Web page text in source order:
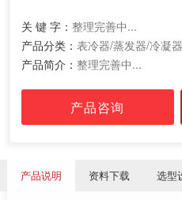
关 键 字： 整理完善中...
产品分类： 表冷器/蒸发器/冷凝器
产品简介： 整理完善中...
产品咨询
产品说明 资料下载 选型